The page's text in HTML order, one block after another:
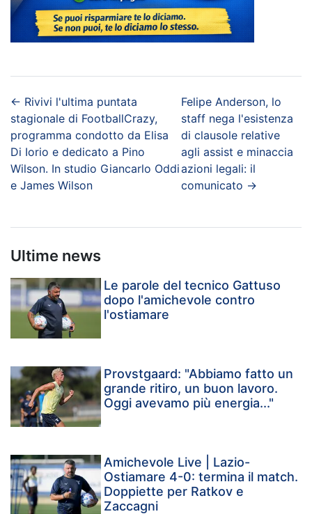
← Rivivi l'ultima puntata
stagionale di FootballCrazy,
programma condotto da Elisa
Di Iorio e dedicato a Pino
Wilson. In studio Giancarlo Oddi
e James Wilson
Felipe Anderson, lo
staff nega l'esistenza
di clausole relative
agli assist e minaccia
azioni legali: il
comunicato →
Ultime news
Le parole del tecnico Gattuso
dopo l'amichevole contro
l'ostiamare
Provstgaard: "Abbiamo fatto un
grande ritiro, un buon lavoro.
Oggi avevamo più energia..."
Amichevole Live | Lazio-
Ostiamare 4-0: termina il match.
Doppiette per Ratkov e
Zaccagni